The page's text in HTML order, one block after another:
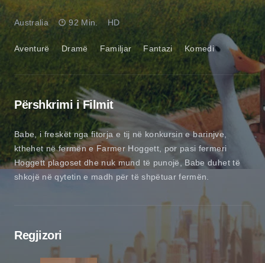
Aventurë Dramë Familjar Fantazi Komedi
Australia 92 Min. HD
Përshkrimi i Filmit
Babe, i freskët nga fitorja e tij në konkursin e barinjve,
kthehet në fermën e Farmer Hoggett, por pasi fermeri
Hoggett plagoset dhe nuk mund të punojë, Babe duhet të
shkojë në qytetin e madh për të shpëtuar fermën.
Regjizori